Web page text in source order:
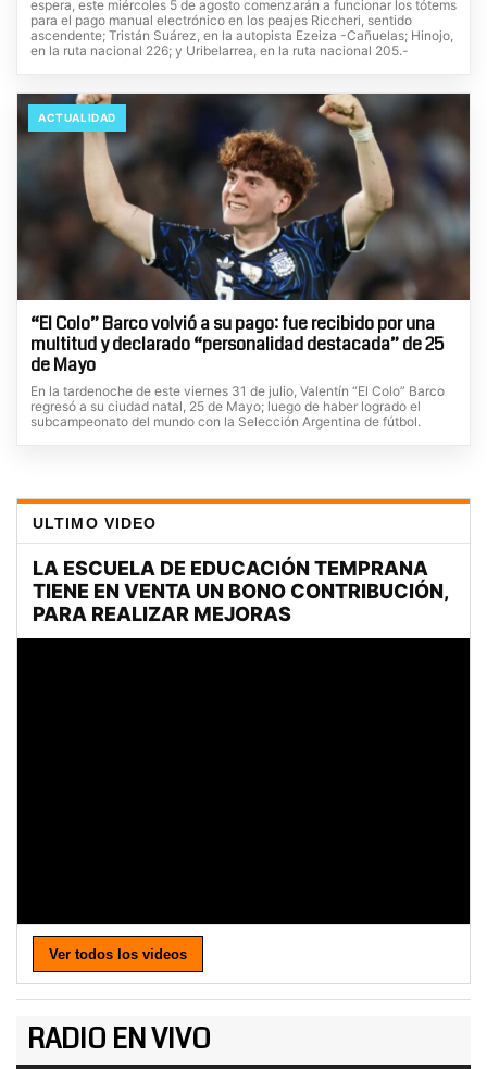
espera, este miércoles 5 de agosto comenzarán a funcionar los tótems
para el pago manual electrónico en los peajes Riccheri, sentido
ascendente; Tristán Suárez, en la autopista Ezeiza -Cañuelas; Hinojo,
en la ruta nacional 226; y Uribelarrea, en la ruta nacional 205.-
ACTUALIDAD
“El Colo” Barco volvió a su pago: fue recibido por una
multitud y declarado “personalidad destacada” de 25
de Mayo
En la tardenoche de este viernes 31 de julio, Valentín “El Colo” Barco
regresó a su ciudad natal, 25 de Mayo; luego de haber logrado el
subcampeonato del mundo con la Selección Argentina de fútbol.
ULTIMO VIDEO
Ver todos los videos
RADIO EN VIVO